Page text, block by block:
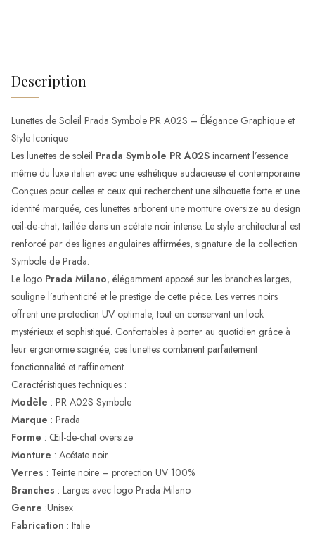
Description
Lunettes de Soleil Prada Symbole PR A02S – Élégance Graphique et
Style Iconique
Les lunettes de soleil Prada Symbole PR A02S incarnent l’essence
même du luxe italien avec une esthétique audacieuse et contemporaine.
Conçues pour celles et ceux qui recherchent une silhouette forte et une
identité marquée, ces lunettes arborent une monture oversize au design
œil-de-chat, taillée dans un acétate noir intense. Le style architectural est
renforcé par des lignes angulaires affirmées, signature de la collection
Symbole de Prada.
Le logo Prada Milano, élégamment apposé sur les branches larges,
souligne l’authenticité et le prestige de cette pièce. Les verres noirs
offrent une protection UV optimale, tout en conservant un look
mystérieux et sophistiqué. Confortables à porter au quotidien grâce à
leur ergonomie soignée, ces lunettes combinent parfaitement
fonctionnalité et raffinement.
Caractéristiques techniques :
Modèle : PR A02S Symbole
Marque : Prada
Forme : Œil-de-chat oversize
Monture : Acétate noir
Verres : Teinte noire – protection UV 100%
Branches : Larges avec logo Prada Milano
Genre :Unisex
Fabrication : Italie